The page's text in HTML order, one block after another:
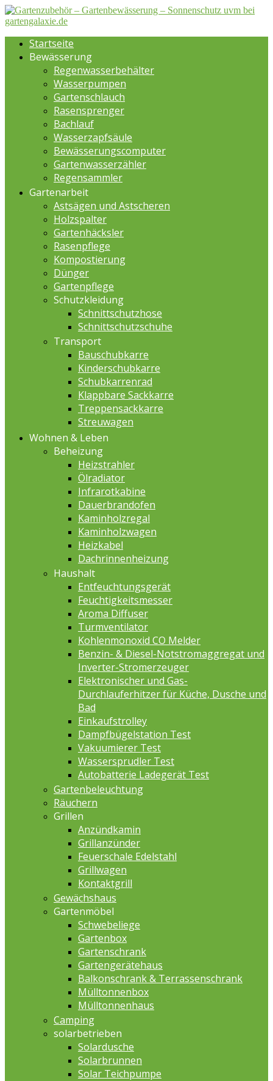
Startseite
Bewässerung
Regenwasserbehälter
Wasserpumpen
Gartenschlauch
Rasensprenger
Bachlauf
Wasserzapfsäule
Bewässerungscomputer
Gartenwasserzähler
Regensammler
Gartenarbeit
Astsägen und Astscheren
Holzspalter
Gartenhäcksler
Rasenpflege
Kompostierung
Dünger
Gartenpflege
Schutzkleidung
Schnittschutzhose
Schnittschutzschuhe
Transport
Bauschubkarre
Kinderschubkarre
Schubkarrenrad
Klappbare Sackkarre
Treppensackkarre
Streuwagen
Wohnen & Leben
Beheizung
Heizstrahler
Ölradiator
Infrarotkabine
Dauerbrandofen
Kaminholzregal
Kaminholzwagen
Heizkabel
Dachrinnenheizung
Haushalt
Entfeuchtungsgerät
Feuchtigkeitsmesser
Aroma Diffuser
Turmventilator
Kohlenmonoxid CO Melder
Benzin- & Diesel-Notstromaggregat und
Inverter-Stromerzeuger
Elektronischer und Gas-
Durchlauferhitzer für Küche, Dusche und
Bad
Einkaufstrolley
Dampfbügelstation Test
Vakuumierer Test
Wassersprudler Test
Autobatterie Ladegerät Test
Gartenbeleuchtung
Räuchern
Grillen
Anzündkamin
Grillanzünder
Feuerschale Edelstahl
Grillwagen
Kontaktgrill
Gewächshaus
Gartenmöbel
Schwebeliege
Gartenbox
Gartenschrank
Gartengerätehaus
Balkonschrank & Terrassenschrank
Mülltonnenbox
Mülltonnenhaus
Camping
solarbetrieben
Solardusche
Solarbrunnen
Solar Teichpumpe